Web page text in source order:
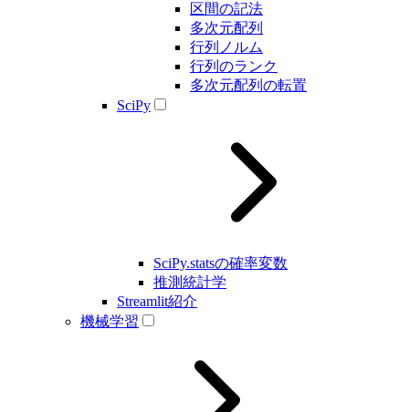
区間の記法
多次元配列
行列ノルム
行列のランク
多次元配列の転置
SciPy
SciPy.statsの確率変数
推測統計学
Streamlit紹介
機械学習